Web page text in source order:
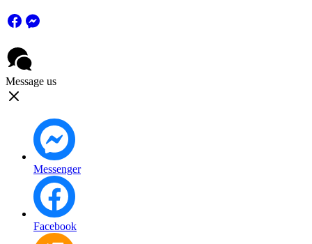
Message us
Messenger
Facebook